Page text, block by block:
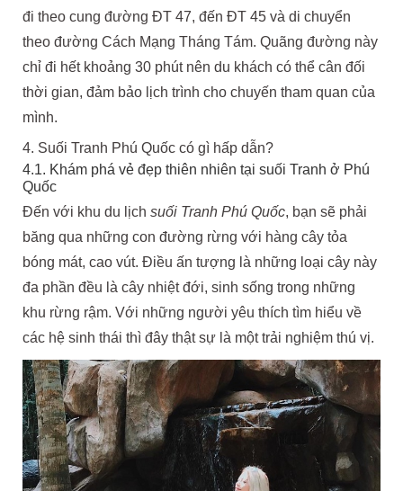
đi theo cung đường ĐT 47, đến ĐT 45 và di chuyển
theo đường Cách Mạng Tháng Tám. Quãng đường này
chỉ đi hết khoảng 30 phút nên du khách có thể cân đối
thời gian, đảm bảo lịch trình cho chuyến tham quan của
mình.
4. Suối Tranh Phú Quốc có gì hấp dẫn?
4.1. Khám phá vẻ đẹp thiên nhiên tại suối Tranh ở Phú
Quốc
Đến với khu du lịchsuối Tranh Phú Quốc, bạn sẽ phải
băng qua những con đường rừng với hàng cây tỏa
bóng mát, cao vút. Điều ấn tượng là những loại cây này
đa phần đều là cây nhiệt đới, sinh sống trong những
khu rừng rậm. Với những người yêu thích tìm hiểu về
các hệ sinh thái thì đây thật sự là một trải nghiệm thú vị.